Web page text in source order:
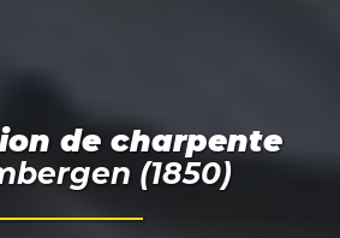
de charpente
(1850)